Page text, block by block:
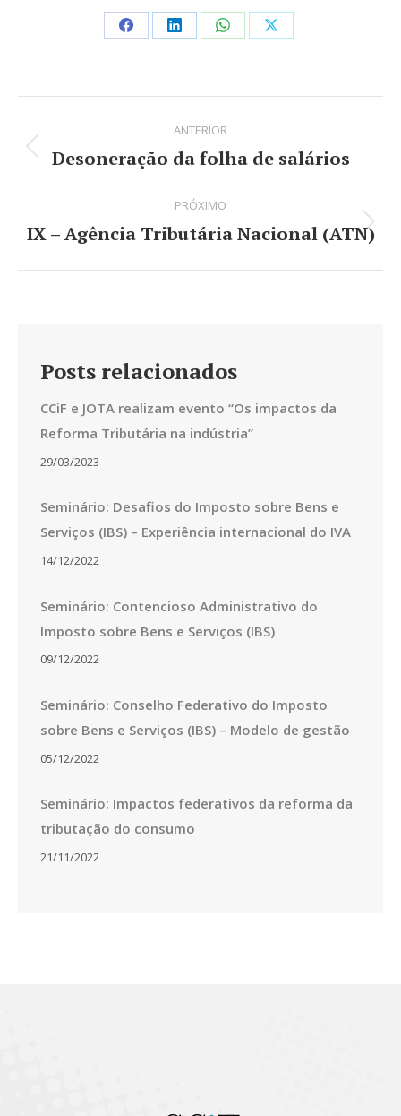
Share
Facebook
Share
LinkedIn
Share
WhatsApp
Share
X
de
ANTERIOR
Post
Desoneração da folha de salários
PRÓXIMO
Próximo
IX – Agência Tributária Nacional (ATN)
Posts relacionados
CCiF e JOTA realizam evento “Os impactos da
Reforma Tributária na indústria”
29/03/2023
Seminário: Desafios do Imposto sobre Bens e
Serviços (IBS) – Experiência internacional do IVA
14/12/2022
Seminário: Contencioso Administrativo do
Imposto sobre Bens e Serviços (IBS)
09/12/2022
Seminário: Conselho Federativo do Imposto
sobre Bens e Serviços (IBS) – Modelo de gestão
05/12/2022
Seminário: Impactos federativos da reforma da
tributação do consumo
21/11/2022